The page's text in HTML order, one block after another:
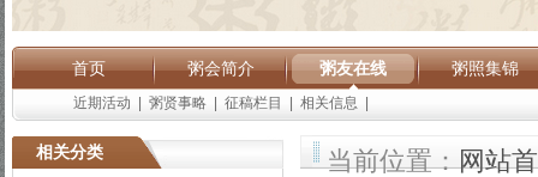
首页 粥会简介 粥友在线 粥照集锦
近期活动 粥贤事略 征稿栏目 相关信息
相关分类 当前位置：网站